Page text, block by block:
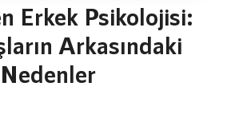
Erkek Psikolojisi:
Arkasındaki
Nedenler